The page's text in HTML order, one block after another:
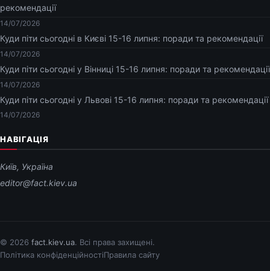
рекомендації
14/07/2026
Куди піти сьогодні в Києві 15-16 липня: поради та рекомендації
14/07/2026
Куди піти сьогодні у Вінниці 15-16 липня: поради та рекомендації
14/07/2026
Куди піти сьогодні у Львові 15-16 липня: поради та рекомендації
14/07/2026
НАВІГАЦІЯ
Київ, Україна
editor@fact.kiev.ua
© 2026 fact.kiev.ua. Всі права захищені.
Політика конфіденційностіПравила сайту